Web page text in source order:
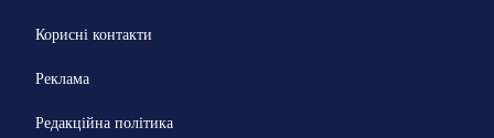
Корисні контакти
Реклама
Редакційна політика